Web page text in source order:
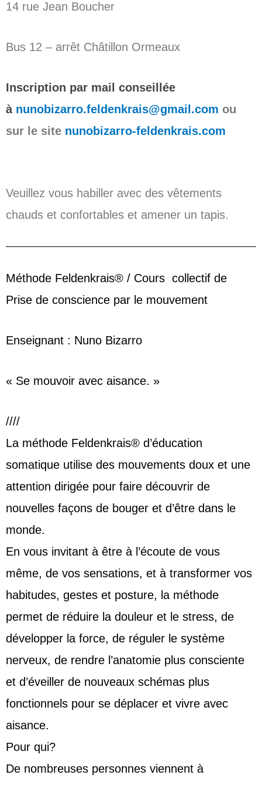
14 rue Jean Boucher
Bus 12 – arrêt Châtillon Ormeaux
Inscription par mail conseillée
à nunobizarro.feldenkrais@gmail.com ou
sur le site nunobizarro-feldenkrais.com
Veuillez vous habiller avec des vêtements
chauds et confortables et amener un tapis.
Méthode Feldenkrais® / Cours collectif de
Prise de conscience par le mouvement
Enseignant : Nuno Bizarro
« Se mouvoir avec aisance. »
////
La méthode Feldenkrais® d’éducation
somatique utilise des mouvements doux et une
attention dirigée pour faire découvrir de
nouvelles façons de bouger et d’être dans le
monde.
En vous invitant à être à l’écoute de vous
même, de vos sensations, et à transformer vos
habitudes, gestes et posture, la méthode
permet de réduire la douleur et le stress, de
développer la force, de réguler le système
nerveux, de rendre l’anatomie plus consciente
et d’éveiller de nouveaux schémas plus
fonctionnels pour se déplacer et vivre avec
aisance.
Pour qui?
De nombreuses personnes viennent à